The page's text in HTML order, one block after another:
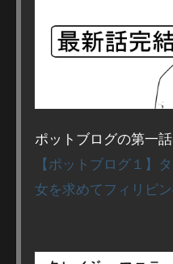
ポットブログの第一
【ポットブログ１】
女を求めてフィリピン